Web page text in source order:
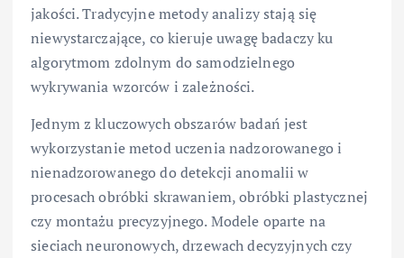
jakości. Tradycyjne metody analizy stają się
niewystarczające, co kieruje uwagę badaczy ku
algorytmom zdolnym do samodzielnego
wykrywania wzorców i zależności.
Jednym z kluczowych obszarów badań jest
wykorzystanie metod uczenia nadzorowanego i
nienadzorowanego do detekcji anomalii w
procesach obróbki skrawaniem, obróbki plastycznej
czy montażu precyzyjnego. Modele oparte na
sieciach neuronowych, drzewach decyzyjnych czy